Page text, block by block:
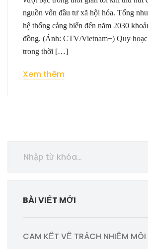
nguồn vốn đầu tư xã hội hóa. Tổng
hệ thống cảng biển đến năm 2030
đồng. (Ảnh: CTV/Vietnam+) Quy
trong thời […]
Xem thêm
BÀI VIẾT MỚI
CAM KẾT VỀ TRÁCH NHIỆM